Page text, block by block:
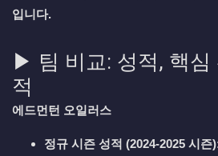
입니다.
▶ 팀 비교: 성적, 핵심
적
에드먼턴 오일러스
정규 시즌 성적 (2024-2025 시즌